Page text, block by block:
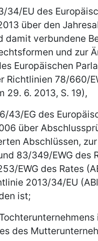
34/EU des
über den
damit verbundene
und zur
Europäischen
Richtlinien 78/660/
29. 6. 2013, S. 19),
43/EG des
über
Abschlüssen,
83/349/EWG des
EWG des Rates
2013/34/EU
ist;
des